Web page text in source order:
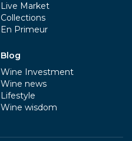
Live Market
Collections
En Primeur
Blog
Wine Investment
Wine news
Lifestyle
Wine wisdom